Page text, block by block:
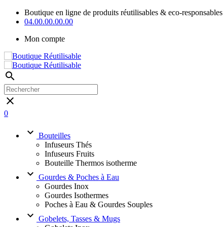
Boutique en ligne de produits réutilisables & eco-responsables
04.00.00.00.00
Mon compte
search
close
0
keyboard_arrow_down Bouteilles
Infuseurs Thés
Infuseurs Fruits
Bouteille Thermos isotherme
keyboard_arrow_down Gourdes & Poches à Eau
Gourdes Inox
Gourdes Isothermes
Poches à Eau & Gourdes Souples
keyboard_arrow_down Gobelets, Tasses & Mugs